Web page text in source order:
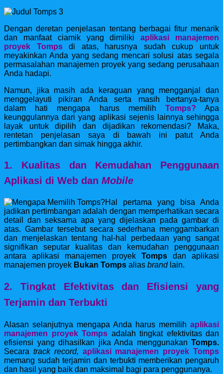
Dengan deretan penjelasan tentang berbagai fitur menarik
dan manfaat ciamik yang dimilikiaplikasi manajemen
proyek Tompsdi atas, harusnya sudah cukup untuk
meyakinkan Anda yang sedang mencari solusi atas segala
permasalahan manajemen proyek yang sedang perusahaan
Anda hadapi.
Namun, jika masih ada keraguan yang mengganjal dan
menggelayuti pikiran Anda serta masih bertanya-tanya
dalam hati mengapa harus memilih Tomps?
Apa
keunggulannya dari yang aplikasi sejenis lainnya sehingga
layak untuk dipilih dan dijadikan rekomendasi? Maka,
rentetan penjelasan saya di bawah ini patut Anda
pertimbangkan dan simak hingga akhir.
1. Kualitas dan Kemudahan Penggunaan
Aplikasi di Web dan Mobile
Hal pertama yang bisa Anda
jadikan pertimbangan adalah dengan memperhatikan secara
detail dan seksama apa yang dijelaskan pada gambar di
atas. Gambar tersebut secara sederhana menggambarkan
dan menjelaskan tentang hal-hal perbedaan yang sangat
signifikan seputar kualitas dan kemudahan penggunaan
antara aplikasi manajemen proyek Tomps dan aplikasi
manajemen proyek Bukan Tomps alias brand lain.
2. Tingkat Efektivitas dan Efisiensi yang
Terjamin dan Terbukti
Alasan selanjutnya mengapa Anda harus memilih aplikasi
manajemen proyek Tomps adalah tingkat efektivitas dan
efisiensi yang dihasilkan jika Anda menggunakan Tomps.
Secara track record, aplikasi manajemen proyek Tomps
memang sudah terjamin dan terbukti memberikan pengaruh
dan hasil yang baik dan maksimal bagi para penggunanya.